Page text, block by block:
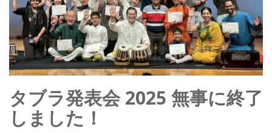
タブラ発表会 2025 無事に終了
しました！